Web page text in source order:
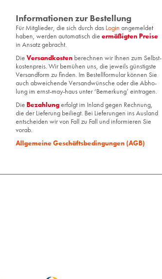
Informationen zur Bestellung
Für Mit­glie­der, die sich durch das Loginan­ge­mel­det
haben, wer­den au­to­ma­tisch dieer­mä­ßig­ten Prei­se
in An­satz ge­bracht.
DieVer­sand­kos­ten be­rech­nen wir Ihnen zum Selbst­
kos­ten­preis. Wir be­mü­hen uns, die je­weils güns­tigs­te
Ver­sand­form zu fin­den. Im Be­stell­for­mu­lar kön­nen Sie
auch ab­wei­chen­de Ver­sand­wün­sche oder die Ab­ho­
lung im ernst-may-haus unter ‘Be­mer­kung’ ein­tra­gen.
Die Be­zah­lunger­folgt im In­land gegen Rech­nung,
die der Lie­fe­rung bei­liegt. Bei Lie­fe­run­gen ins Aus­land
ent­schei­den wir von Fall zu Fall und in­for­mie­ren Sie
vorab.
All­ge­mei­ne Ge­schäfts­be­din­gun­gen (AGB)